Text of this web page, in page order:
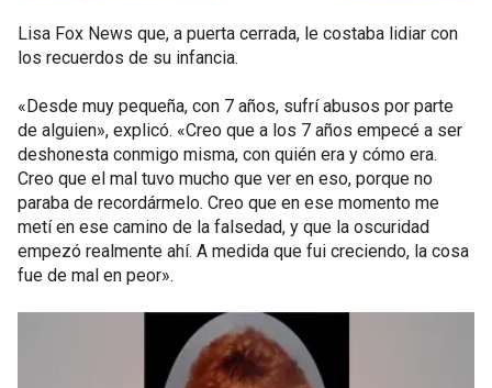
Lisa Fox News que, a puerta cerrada, le costaba lidiar con
los recuerdos de su infancia.
«Desde muy pequeña, con 7 años, sufrí abusos por parte
de alguien», explicó. «Creo que a los 7 años empecé a ser
deshonesta conmigo misma, con quién era y cómo era.
Creo que el mal tuvo mucho que ver en eso, porque no
paraba de recordármelo. Creo que en ese momento me
metí en ese camino de la falsedad, y que la oscuridad
empezó realmente ahí. A medida que fui creciendo, la cosa
fue de mal en peor».